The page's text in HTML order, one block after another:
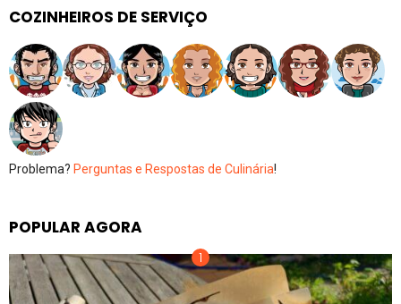
COZINHEIROS DE SERVIÇO
Problema? Perguntas e Respostas de Culinária!
POPULAR AGORA